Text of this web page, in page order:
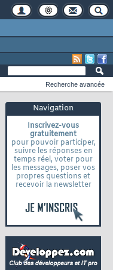
Navigation
Inscrivez-vous
gratuitement
pour pouvoir participer,
suivre les réponses en
temps réel, voter pour
les messages, poser vos
propres questions et
recevoir la newsletter
Recherche avancée